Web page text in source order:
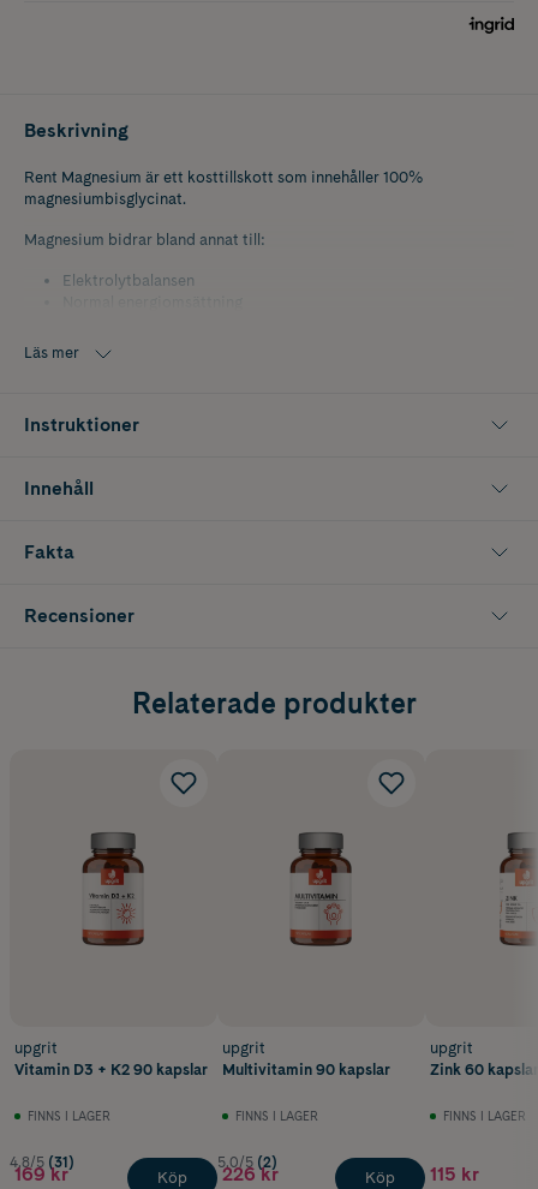
Beskrivning
Rent Magnesium är ett kosttillskott som innehåller 100%
magnesiumbisglycinat.
Magnesium bidrar bland annat till:
Elekt­rolytbalansen
Nor­mal muskelfunktion
Magnesium i formen magnesiumbisglycinat är en lättupptaglig form
Läs mer
Instruktioner
Innehåll
Fakta
Recensioner
Relaterade produkter
upgrit
Vitamin D3 + K2 90 kapslar
FINNS I LAGER
4.8/5 (31)
169 kr Köp
upgrit
Multivitamin 90 kapslar
FINNS I LAGER
5.0/5 (2)
226 kr Köp
upgrit
Zink 60 kapslar
FINNS I LAGER
115 kr